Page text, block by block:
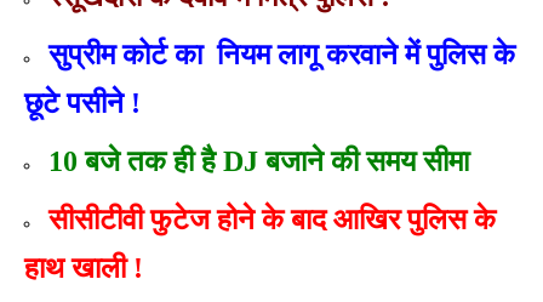
सुप्रीम कोर्ट का नियम लागू करवाने में पुलिस के
छूटे पसीने !
10 बजे तक ही है DJ बजाने की समय सीमा
सीसीटीवी फुटेज होने के बाद आखिर पुलिस के
हाथ खाली !